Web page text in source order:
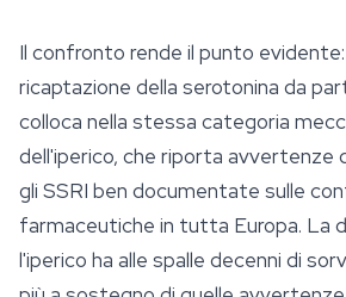
Il confronto rende il punto evidente:
ricaptazione della serotonina da
colloca nella stessa categoria
dell'iperico, che riporta avvertenze
gli SSRI ben documentate sulle
farmaceutiche in tutta Europa. La
l'iperico ha alle spalle decenni di